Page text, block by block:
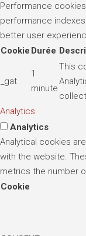
Performance
performance
better user
Cookie Durée
_gat
1
minute
This
Analytics
Analytics
Analytical cookies
with the website.
metrics the number
Cookie